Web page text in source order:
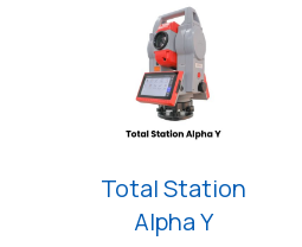
Total Station
Alpha Y